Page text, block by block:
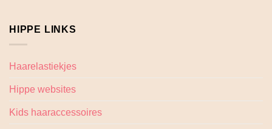
HIPPE LINKS
Haarelastiekjes
Hippe websites
Kids haaraccessoires